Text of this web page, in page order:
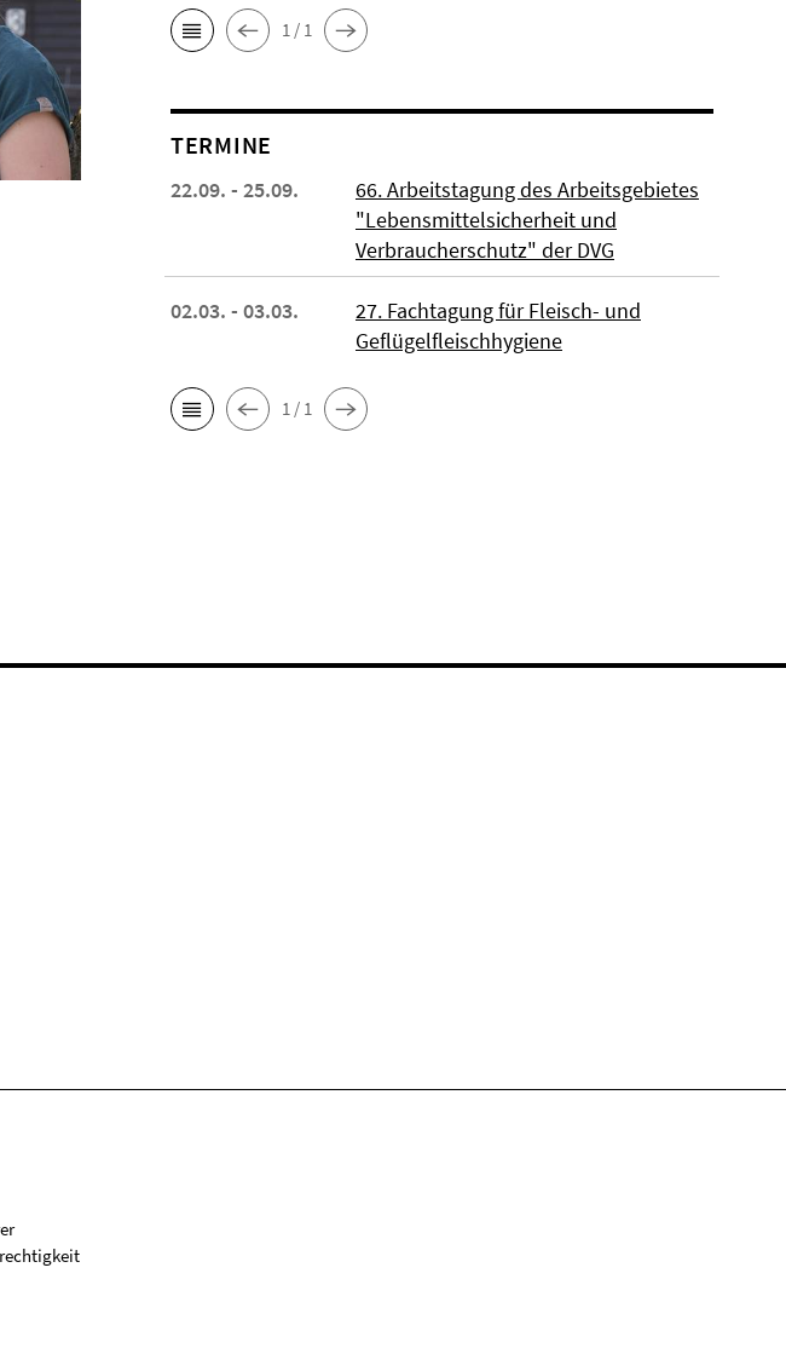
1 / 1
TERMINE
22.09. - 25.09.
66. Arbeitstagung des Arbeitsgebietes
"Lebensmittelsicherheit und
Verbraucherschutz" der DVG
02.03. - 03.03.
27. Fachtagung für Fleisch- und
Geflügelfleischhygiene
1 / 1